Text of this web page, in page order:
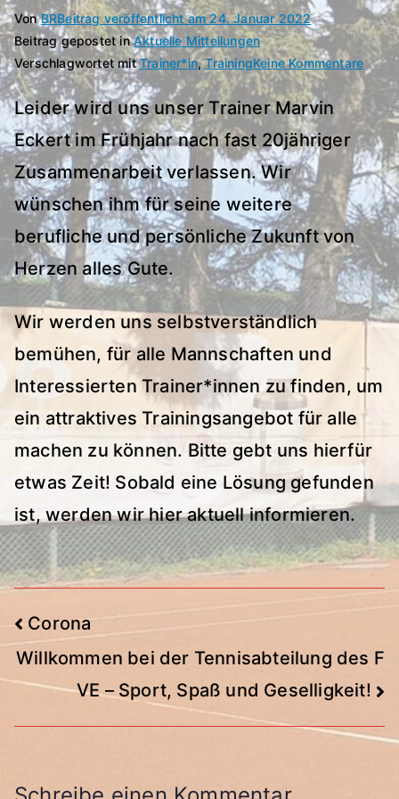
VonBRBeitrag veröffentlicht am24. Januar 2022
Beitrag gepostet inAktuelle Mitteilungen
Verschlagwortet mitTrainer*in,TrainingKeine Kommentarezu
Leider wird uns unser Trainer Marvin
Eckert im Frühjahr nach fast 20jähriger
Zusammenarbeit verlassen. Wir
wünschen ihm für seine weitere
berufliche und persönliche Zukunft von
Herzen alles Gute.
Wir werden uns selbstverständlich
bemühen, für alle Mannschaften und
Interessierten Trainer*innen zu finden, um
ein attraktives Trainingsangebot für alle
machen zu können. Bitte gebt uns hierfür
etwas Zeit! Sobald eine Lösung gefunden
ist, werden wir hier aktuell informieren.
Beitragsnavigation
Corona
Willkommen bei der Tennisabteilung des F
VE – Sport, Spaß und Geselligkeit!